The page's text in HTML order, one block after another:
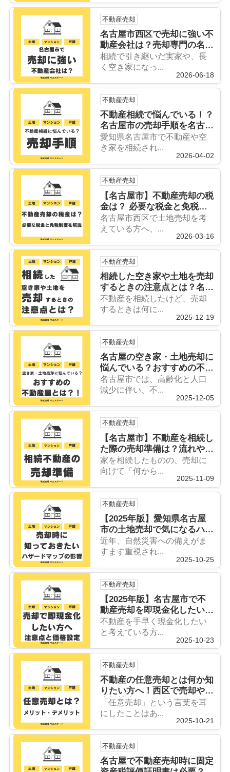
不動産売却
名古屋市西区で売却に強い不
動産会社は？売却専門の名古
屋空き家・相続不動産売却セ
ンターにお任せ★
相続で引き継いだ実家や、長
く空き家になっ...
2026-06-18
不動産売却
不動産相続で悩んでいる！？
名古屋市の売却手順を名古屋
空き家・相続売却センターが
解説！
愛知県名古屋市で不動産や空
き家を相続され...
2026-04-02
不動産売却
【名古屋市】不動産売却の税
金は？ 必要な税金と免税制
度を名古屋空き家・相続売却
センターが解説！
名古屋市西区で土地売却を考
えている方へ、...
2026-03-16
不動産売却
相続した空き家や土地を売却
するときの注意点とは？名古
屋空き家・相続売却センター
が解説！
不動産を相続したけど、売却
するときは何に...
2025-12-19
不動産売却
名古屋の空き家・土地売却に
悩んでいる？おすすめの不動
産屋とは？！
名古屋市では、高齢化と人口
減少に伴い、不...
2025-12-05
不動産売却
【名古屋市】不動産を相続し
た際の売却準備は？流れや必
要書類を詳しく紹介
家を相続したものの、売却に
向けて「何から...
2025-11-09
不動産売却
【2025年版】愛知県名古屋
市の土地売却で気になるハザ
ードマップの影響は？庄内川
や木曽川流域の注意点も紹介
近年、自然災害への備えがま
すます重視され...
2025-10-25
不動産売却
【2025年版】名古屋市で不
動産売却を即現金化したい方
へ！注意点と価格設定のコツ
を紹介
不動産を手早く現金化したい
と考えている方...
2025-10-23
不動産売却
不動産の任意売却とは何か知
りたい方へ！西区で売却や抵
当権競売のメリットデメリッ
トも解説
「任意売却」という言葉を耳
にしたことはあ...
2025-10-21
不動産売却
名古屋で不動産売却時に固定